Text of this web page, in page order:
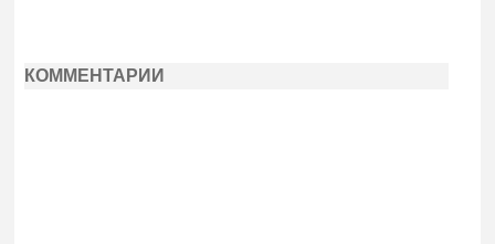
КОММЕНТАРИИ